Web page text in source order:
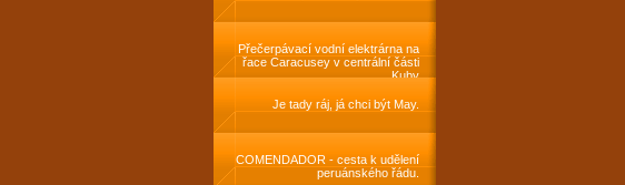
Přečerpávací vodní elektrárna na
řace Caracusey v centrální části
Kuby
Je tady ráj, já chci být May.
COMENDADOR - cesta k udělení
peruánského řádu.